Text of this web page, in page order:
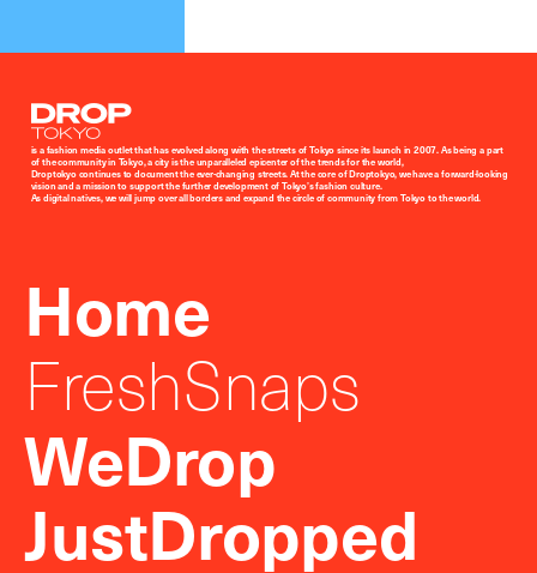
Droptokyo
is a fashion media outlet that has evolved along with the streets of Tokyo since its launch in 2007. As being a part
of the community in Tokyo, a city is the unparalleled epicenter of the trends for the world,
Droptokyo continues to document the ever-changing streets. At the core of Droptokyo, we have a forward-looking
vision and a mission to support the further development of Tokyo’s fashion culture.
As digital natives, we will jump over all borders and expand the circle of community from Tokyo to the world.
Home
FreshSnaps
WeDrop
JustDropped